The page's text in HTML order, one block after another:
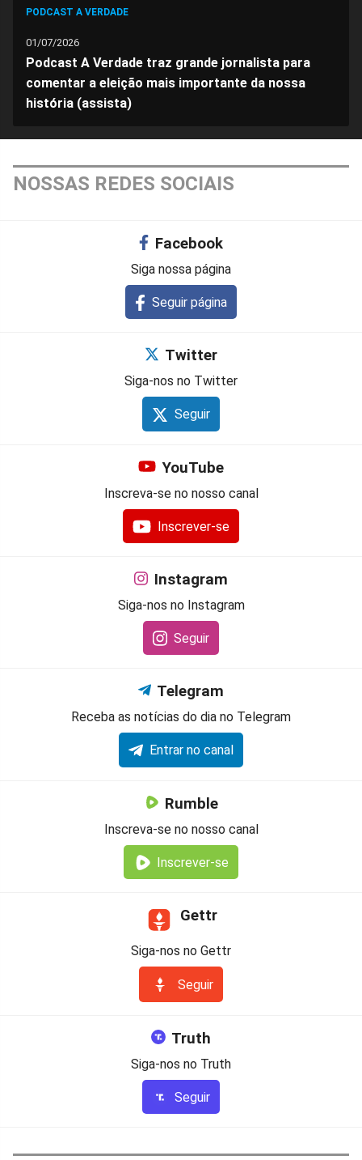
PODCAST A VERDADE
01/07/2026
Podcast A Verdade traz grande jornalista para
comentar a eleição mais importante da nossa
história (assista)
NOSSAS REDES SOCIAIS
Facebook
Siga nossa página
Seguir página
Twitter
Siga-nos no Twitter
Seguir
YouTube
Inscreva-se no nosso canal
Inscrever-se
Instagram
Siga-nos no Instagram
Seguir
Telegram
Receba as notícias do dia no Telegram
Entrar no canal
Rumble
Inscreva-se no nosso canal
Inscrever-se
Gettr
Siga-nos no Gettr
Seguir
Truth
Siga-nos no Truth
Seguir